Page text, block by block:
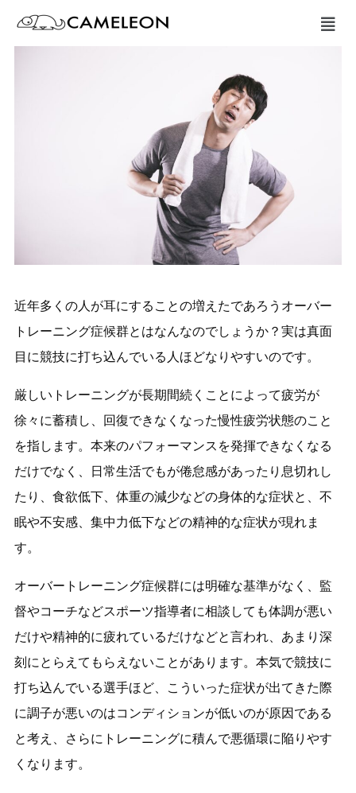
近年多くの人が耳にすることの増えたであろうオーバー
トレーニング症候群とはなんなのでしょうか？実は真面
目に競技に打ち込んでいる人ほどなりやすいのです。
厳しいトレーニングが長期間続くことによって疲労が
徐々に蓄積し、回復できなくなった慢性疲労状態のこと
を指します。本来のパフォーマンスを発揮できなくなる
だけでなく、日常生活でもが倦怠感があったり息切れし
たり、食欲低下、体重の減少などの身体的な症状と、不
眠や不安感、集中力低下などの精神的な症状が現れま
す。
オーバートレーニング症候群には明確な基準がなく、監
督やコーチなどスポーツ指導者に相談しても体調が悪い
だけや精神的に疲れているだけなどと言われ、あまり深
刻にとらえてもらえないことがあります。本気で競技に
打ち込んでいる選手ほど、こういった症状が出てきた際
に調子が悪いのはコンディションが低いのが原因である
と考え、さらにトレーニングに積んで悪循環に陥りやす
くなります。